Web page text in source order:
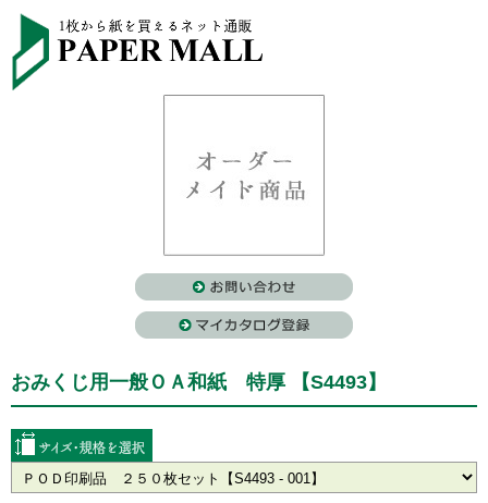
おみくじ用一般ＯＡ和紙 特厚 【S4493】